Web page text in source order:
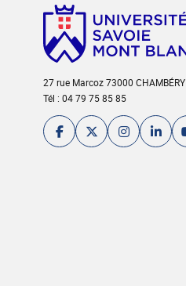
27 rue Marcoz 73000 CHAMBÉRY
Tél : 04 79 75 85 85